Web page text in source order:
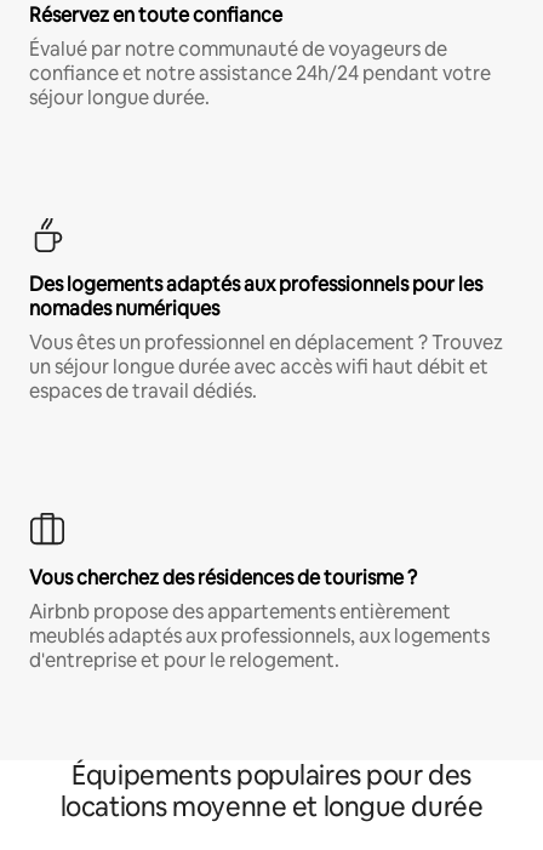
Réservez en toute confiance
Évalué par notre communauté de voyageurs de
confiance et notre assistance 24h/24 pendant votre
séjour longue durée.
Des logements adaptés aux professionnels pour les
nomades numériques
Vous êtes un professionnel en déplacement ? Trouvez
un séjour longue durée avec accès wifi haut débit et
espaces de travail dédiés.
Vous cherchez des résidences de tourisme ?
Airbnb propose des appartements entièrement
meublés adaptés aux professionnels, aux logements
d'entreprise et pour le relogement.
Équipements populaires pour des
locations moyenne et longue durée